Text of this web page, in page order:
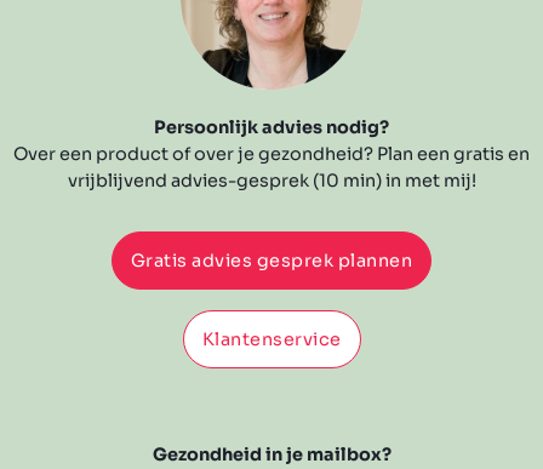
Persoonlijk advies nodig?
Over een product of over je gezondheid? Plan een gratis en
vrijblijvend advies-gesprek (10 min) in met mij!
Gratis advies gesprek plannen
Klantenservice
Gezondheid in je mailbox?